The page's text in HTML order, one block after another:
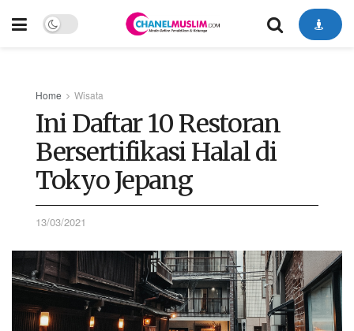
Home Wisata
Ini Daftar 10 Restoran
Bersertifikasi Halal di
Tokyo Jepang
13/03/2021